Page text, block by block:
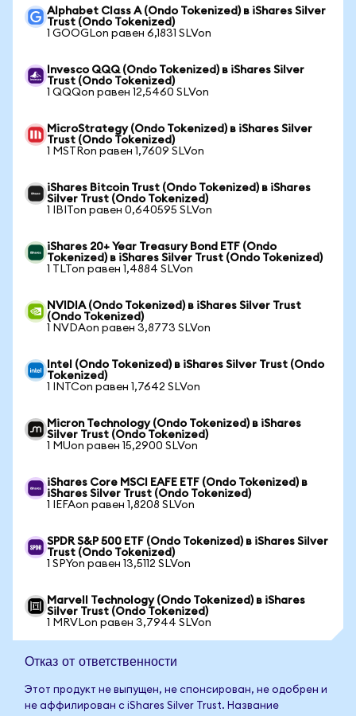
Alphabet Class A (Ondo Tokenized) в iShares Silver
Trust (Ondo Tokenized)
1 GOOGLon равен 6,1831 SLVon
Invesco QQQ (Ondo Tokenized) в iShares Silver
Trust (Ondo Tokenized)
1 QQQon равен 12,5460 SLVon
MicroStrategy (Ondo Tokenized) в iShares Silver
Trust (Ondo Tokenized)
1 MSTRon равен 1,7609 SLVon
iShares Bitcoin Trust (Ondo Tokenized) в iShares
Silver Trust (Ondo Tokenized)
1 IBITon равен 0,640595 SLVon
iShares 20+ Year Treasury Bond ETF (Ondo
Tokenized) в iShares Silver Trust (Ondo Tokenized)
1 TLTon равен 1,4884 SLVon
NVIDIA (Ondo Tokenized) в iShares Silver Trust
(Ondo Tokenized)
1 NVDAon равен 3,8773 SLVon
Intel (Ondo Tokenized) в iShares Silver Trust (Ondo
Tokenized)
1 INTCon равен 1,7642 SLVon
Micron Technology (Ondo Tokenized) в iShares
Silver Trust (Ondo Tokenized)
1 MUon равен 15,2900 SLVon
iShares Core MSCI EAFE ETF (Ondo Tokenized) в
iShares Silver Trust (Ondo Tokenized)
1 IEFAon равен 1,8208 SLVon
SPDR S&P 500 ETF (Ondo Tokenized) в iShares Silver
Trust (Ondo Tokenized)
1 SPYon равен 13,5112 SLVon
Marvell Technology (Ondo Tokenized) в iShares
Silver Trust (Ondo Tokenized)
1 MRVLon равен 3,7944 SLVon
Отказ от ответственности
Этот продукт не выпущен, не спонсирован, не одобрен и
не аффилирован с iShares Silver Trust. Название